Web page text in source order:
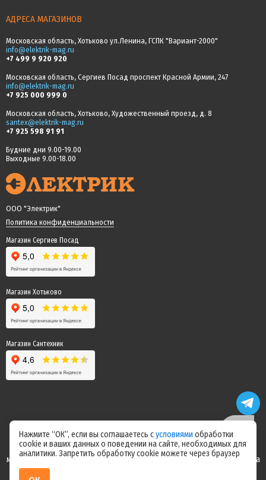
АДРЕСА МАГАЗИНОВ
Московская область, Хотьково ул.Ленина, ГСПК "Вариант-2000"
info@elektrik-mag.ru
+7 499 9 920 920
Московская область, Сергиев Посад проспект Красной Армии, 247
info@elektrik-mag.ru
+7 925 000 999 0
Московская область, Хотьково, Художественный проезд, д. 8
santex@elektrik-mag.ru
+7 925 598 91 91
Будние дни 9.00-19.00
Выходные 9.00-18.00
ООО "Электрик"
Политика конфиденциальности
Магазин Сергиев Посад
Магазин Хотьково
Магазин Сантехник
Цены на сайте не являются офертой! Актуальные цены уточняйте у
менеджера после оформления заказа! Спасибо за понимание! Команда
Нажмите “ОК”, если вы соглашаетесь сусловиями обработки
cookie и ваших данных о поведении на сайте, необходимых для
аналитики. Запретить обработку cookie можете через браузер